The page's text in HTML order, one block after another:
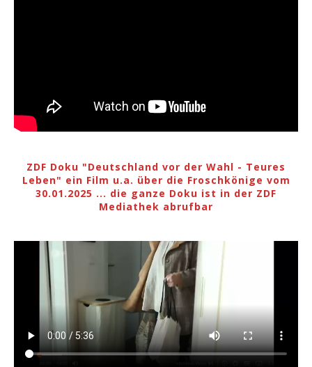
ZDF Doku "Deutschland vor der Wahl - Teures
Leben" ein Film u.a. über die Froschkönige vom
30.01.2025 ... die ganze Doku ist in der ZDF
Mediathek abrufbar